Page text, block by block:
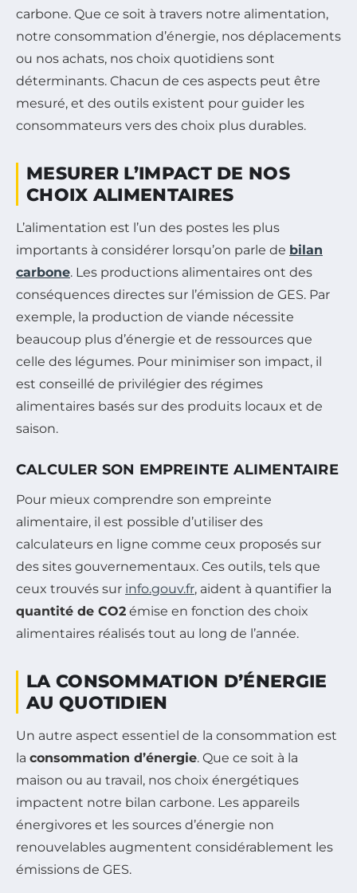
carbone. Que ce soit à travers notre alimentation,
notre consommation d’énergie, nos déplacements
ou nos achats, nos choix quotidiens sont
déterminants. Chacun de ces aspects peut être
mesuré, et des outils existent pour guider les
consommateurs vers des choix plus durables.
MESURER L’IMPACT DE NOS
CHOIX ALIMENTAIRES
L’alimentation est l’un des postes les plus
importants à considérer lorsqu’on parle de bilan
carbone. Les productions alimentaires ont des
conséquences directes sur l’émission de GES. Par
exemple, la production de viande nécessite
beaucoup plus d’énergie et de ressources que
celle des légumes. Pour minimiser son impact, il
est conseillé de privilégier des régimes
alimentaires basés sur des produits locaux et de
saison.
CALCULER SON EMPREINTE ALIMENTAIRE
Pour mieux comprendre son empreinte
alimentaire, il est possible d’utiliser des
calculateurs en ligne comme ceux proposés sur
des sites gouvernementaux. Ces outils, tels que
ceux trouvés sur info.gouv.fr, aident à quantifier la
quantité de CO2 émise en fonction des choix
alimentaires réalisés tout au long de l’année.
LA CONSOMMATION D’ÉNERGIE
AU QUOTIDIEN
Un autre aspect essentiel de la consommation est
la consommation d’énergie. Que ce soit à la
maison ou au travail, nos choix énergétiques
impactent notre bilan carbone. Les appareils
énergivores et les sources d’énergie non
renouvelables augmentent considérablement les
émissions de GES.